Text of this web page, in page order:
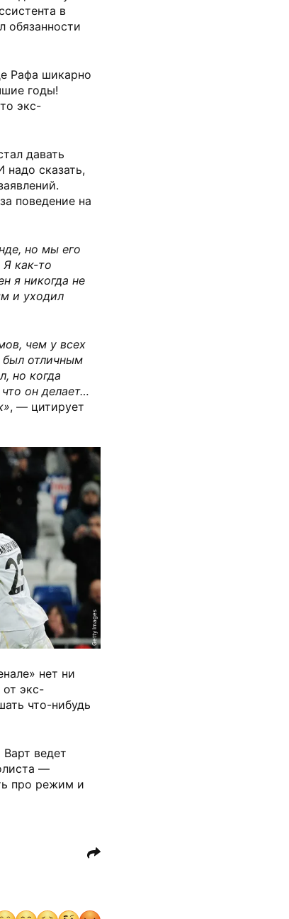
в
обязанности
Рафа шикарно
годы!
экс-
давать
надо сказать,
поведение на
но мы его
Я как-то
я никогда не
и уходил
чем у всех
был отличным
но когда
он делает…
, — цитирует
Getty Images
нет ни
экс-
что-нибудь
ведет
—
про режим и